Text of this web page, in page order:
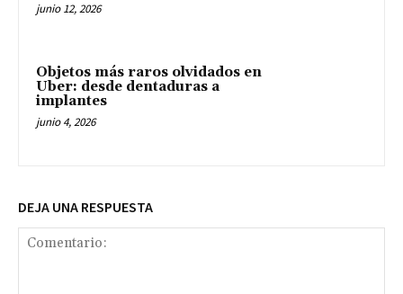
junio 12, 2026
Objetos más raros olvidados en
Uber: desde dentaduras a
implantes
junio 4, 2026
DEJA UNA RESPUESTA